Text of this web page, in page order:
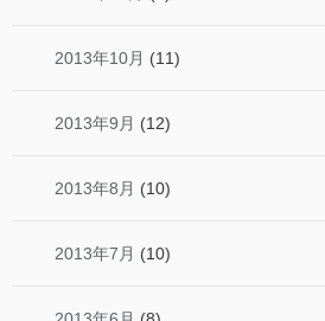
2013年10月 (11)
2013年9月 (12)
2013年8月 (10)
2013年7月 (10)